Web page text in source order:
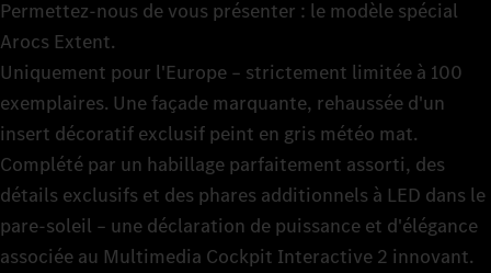
Permettez-nous de vous présenter : le modèle spécial
Arocs Extent.
Uniquement pour l'Europe – strictement limitée à 100
exemplaires. Une façade marquante, rehaussée d'un
insert décoratif exclusif peint en gris météo mat.
Complété par un habillage parfaitement assorti, des
détails exclusifs et des phares additionnels à LED dans le
pare-soleil – une déclaration de puissance et d'élégance
associée au Multimedia Cockpit Interactive 2 innovant.